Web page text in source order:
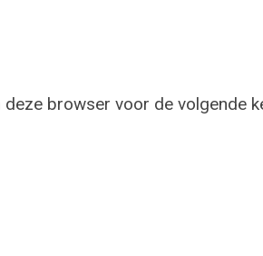
browser voor de volgende